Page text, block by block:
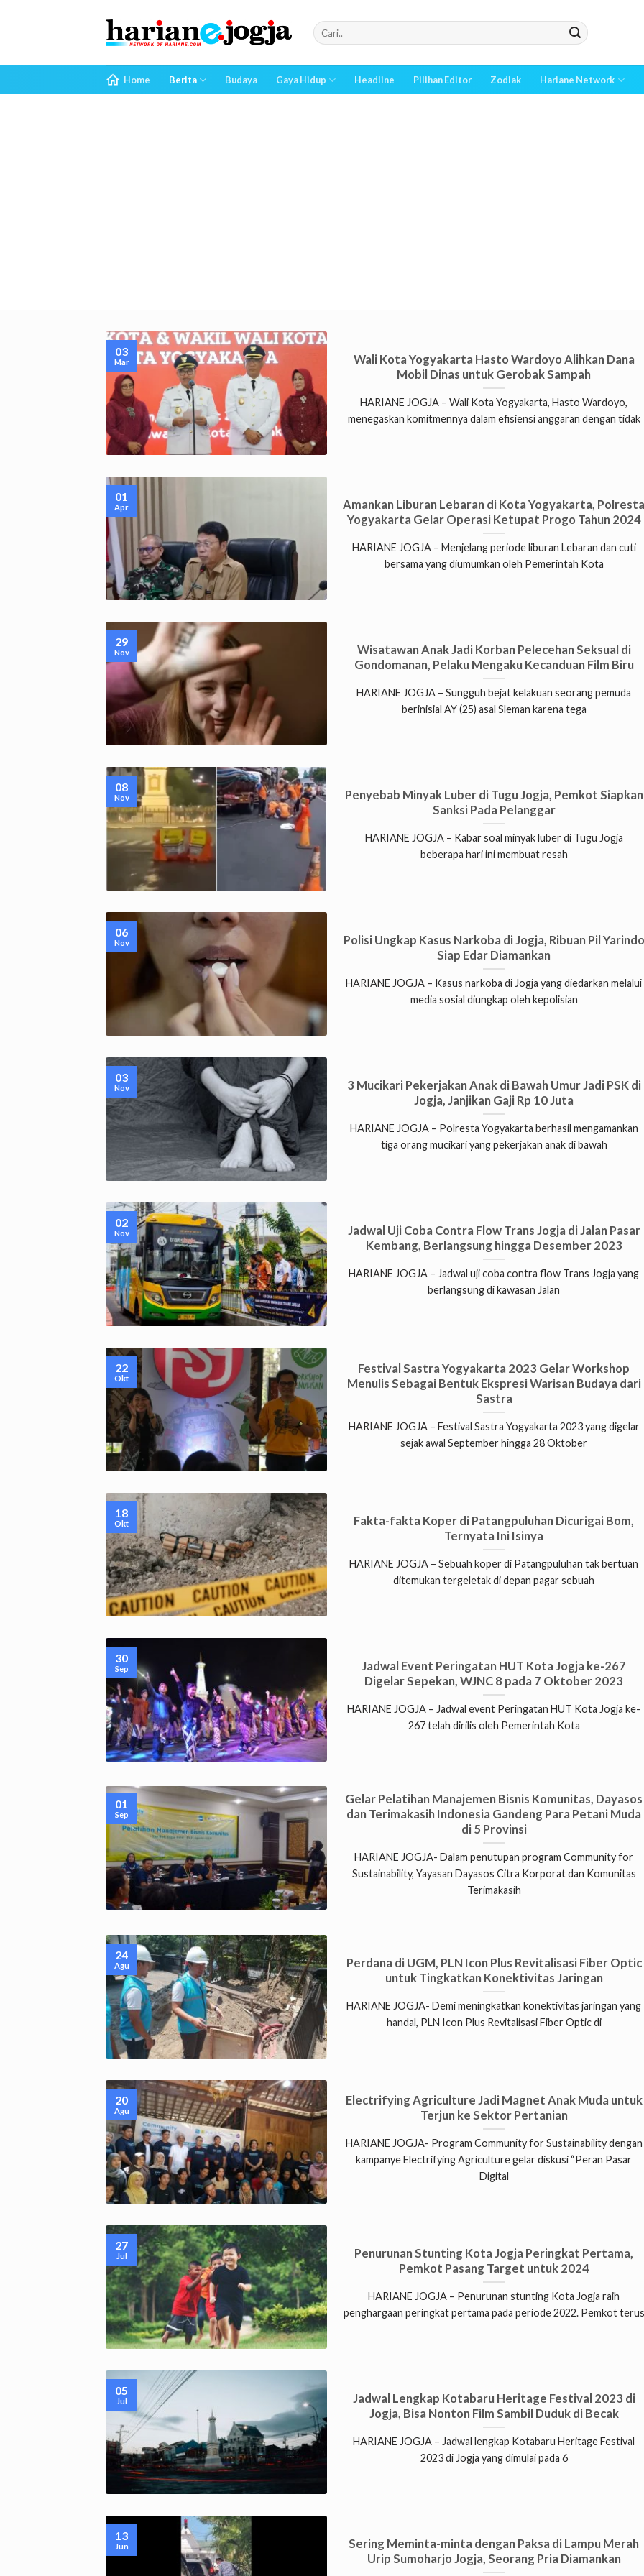
Home Berita Budaya Gaya Hidup Headline Pilihan Editor Zodiak Hariane Network
Wali Kota Yogyakarta Hasto Wardoyo Alihkan Dana
Mobil Dinas untuk Gerobak Sampah
HARIANE JOGJA – Wali Kota Yogyakarta, Hasto Wardoyo,
menegaskan komitmennya dalam efisiensi anggaran dengan tidak
03
Mar
Amankan Liburan Lebaran di Kota Yogyakarta,
Yogyakarta Gelar Operasi Ketupat Progo Tahun 2024
HARIANE JOGJA – Menjelang periode liburan Lebaran dan cuti
bersama yang diumumkan oleh Pemerintah Kota
01
Apr
Wisatawan Anak Jadi Korban Pelecehan Seksual di
Gondomanan, Pelaku Mengaku Kecanduan Film Biru
HARIANE JOGJA – Sungguh bejat kelakuan seorang pemuda
berinisial AY (25) asal Sleman karena tega
29
Nov
Penyebab Minyak Luber di Tugu Jogja, Pemkot Siapkan
Sanksi Pada Pelanggar
HARIANE JOGJA – Kabar soal minyak luber di Tugu Jogja
beberapa hari ini membuat resah
08
Nov
Polisi Ungkap Kasus Narkoba di Jogja, Ribuan Pil Yarindo
Siap Edar Diamankan
HARIANE JOGJA – Kasus narkoba di Jogja yang diedarkan melalui
media sosial diungkap oleh kepolisian
06
Nov
3 Mucikari Pekerjakan Anak di Bawah Umur Jadi PSK di
Jogja, Janjikan Gaji Rp 10 Juta
HARIANE JOGJA – Polresta Yogyakarta berhasil mengamankan
tiga orang mucikari yang pekerjakan anak di bawah
03
Nov
Jadwal Uji Coba Contra Flow Trans Jogja di Jalan Pasar
Kembang, Berlangsung hingga Desember 2023
HARIANE JOGJA – Jadwal uji coba contra flow Trans Jogja yang
berlangsung di kawasan Jalan
02
Nov
Festival Sastra Yogyakarta 2023 Gelar Workshop
Menulis Sebagai Bentuk Ekspresi Warisan Budaya dari
Sastra
HARIANE JOGJA – Festival Sastra Yogyakarta 2023 yang digelar
sejak awal September hingga 28 Oktober
22
Okt
Fakta-fakta Koper di Patangpuluhan Dicurigai Bom,
Ternyata Ini Isinya
HARIANE JOGJA – Sebuah koper di Patangpuluhan tak bertuan
ditemukan tergeletak di depan pagar sebuah
18
Okt
Jadwal Event Peringatan HUT Kota Jogja ke-267
Digelar Sepekan, WJNC 8 pada 7 Oktober 2023
HARIANE JOGJA – Jadwal event Peringatan HUT Kota Jogja ke-
267 telah dirilis oleh Pemerintah Kota
30
Sep
Gelar Pelatihan Manajemen Bisnis Komunitas, Dayasos
dan Terimakasih Indonesia Gandeng Para Petani Muda
di 5 Provinsi
HARIANE JOGJA- Dalam penutupan program Community for
Sustainability, Yayasan Dayasos Citra Korporat dan Komunitas
Terimakasih
01
Sep
Perdana di UGM, PLN Icon Plus Revitalisasi Fiber Optic
untuk Tingkatkan Konektivitas Jaringan
HARIANE JOGJA- Demi meningkatkan konektivitas jaringan yang
handal, PLN Icon Plus Revitalisasi Fiber Optic di
24
Agu
Electrifying Agriculture Jadi Magnet Anak Muda untuk
Terjun ke Sektor Pertanian
HARIANE JOGJA- Program Community for Sustainability dengan
kampanye Electrifying Agriculture gelar diskusi “Peran Pasar
Digital
20
Agu
Penurunan Stunting Kota Jogja Peringkat Pertama,
Pemkot Pasang Target untuk 2024
HARIANE JOGJA – Penurunan stunting Kota Jogja raih
penghargaan peringkat pertama pada periode 2022. Pemkot terus
27
Jul
Jadwal Lengkap Kotabaru Heritage Festival 2023 di
Jogja, Bisa Nonton Film Sambil Duduk di Becak
HARIANE JOGJA – Jadwal lengkap Kotabaru Heritage Festival
2023 di Jogja yang dimulai pada 6
05
Jul
Sering Meminta-minta dengan Paksa di Lampu Merah
Urip Sumoharjo Jogja, Seorang Pria Diamankan
13
Jun